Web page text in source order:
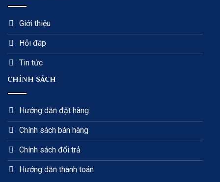
Giới thiệu
Hỏi đáp
Tin tức
CHÍNH SÁCH
Hướng dẫn đặt hàng
Chính sách bán hàng
Chính sách đổi trả
Hướng dẫn thanh toán